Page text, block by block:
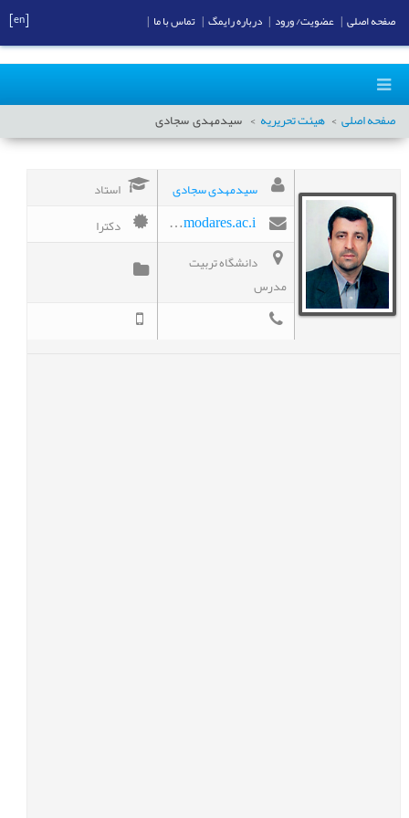
صفحه اصلی هیئت تحریریه سیدمهدیسجادی
سیدمهدی سجادی استاد
sajadism@modares.ac.i
دکترا
دانشگاه تربیت
مدرس
صفحه اصلی عضویت/ ورود درباره رایمگ تماس با ما